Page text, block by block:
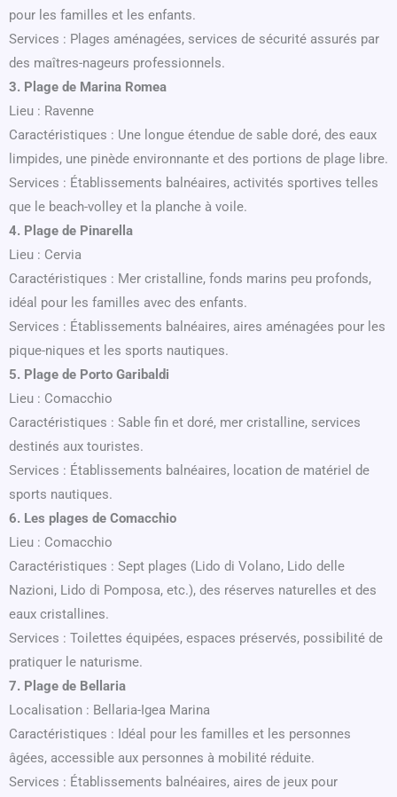
pour les familles et les enfants.
Services : Plages aménagées, services de sécurité assurés par
des maîtres-nageurs professionnels.
3. Plage de Marina Romea
Lieu : Ravenne
Caractéristiques : Une longue étendue de sable doré, des eaux
limpides, une pinède environnante et des portions de plage libre.
Services : Établissements balnéaires, activités sportives telles
que le beach-volley et la planche à voile.
4. Plage de Pinarella
Lieu : Cervia
Caractéristiques : Mer cristalline, fonds marins peu profonds,
idéal pour les familles avec des enfants.
Services : Établissements balnéaires, aires aménagées pour les
pique-niques et les sports nautiques.
5. Plage de Porto Garibaldi
Lieu : Comacchio
Caractéristiques : Sable fin et doré, mer cristalline, services
destinés aux touristes.
Services : Établissements balnéaires, location de matériel de
sports nautiques.
6. Les plages de Comacchio
Lieu : Comacchio
Caractéristiques : Sept plages (Lido di Volano, Lido delle
Nazioni, Lido di Pomposa, etc.), des réserves naturelles et des
eaux cristallines.
Services : Toilettes équipées, espaces préservés, possibilité de
pratiquer le naturisme.
7. Plage de Bellaria
Localisation : Bellaria-Igea Marina
Caractéristiques : Idéal pour les familles et les personnes
âgées, accessible aux personnes à mobilité réduite.
Services : Établissements balnéaires, aires de jeux pour